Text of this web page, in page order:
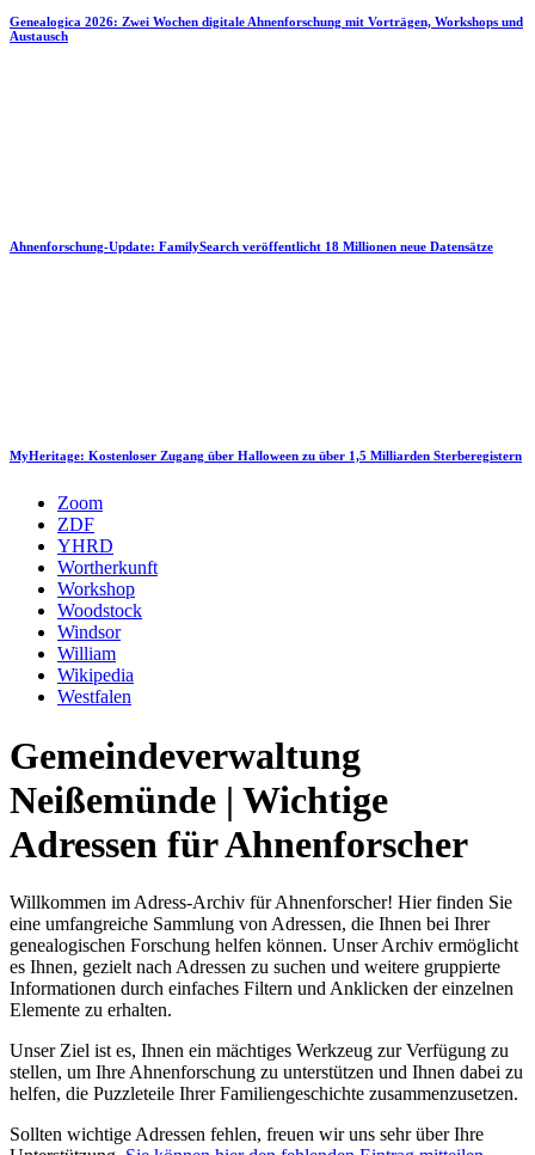
Genealogica 2026: Zwei Wochen digitale Ahnenforschung mit Vorträgen, Workshops und
Austausch
Ahnenforschung-Update: FamilySearch veröffentlicht 18 Millionen neue Datensätze
MyHeritage: Kostenloser Zugang über Halloween zu über 1,5 Milliarden Sterberegistern
Zoom
ZDF
YHRD
Wortherkunft
Workshop
Woodstock
Windsor
William
Wikipedia
Westfalen
Gemeindeverwaltung
Neißemünde | Wichtige
Adressen für Ahnenforscher
Willkommen im Adress-Archiv für Ahnenforscher! Hier finden Sie
eine umfangreiche Sammlung von Adressen, die Ihnen bei Ihrer
genealogischen Forschung helfen können. Unser Archiv ermöglicht
es Ihnen, gezielt nach Adressen zu suchen und weitere gruppierte
Informationen durch einfaches Filtern und Anklicken der einzelnen
Elemente zu erhalten.
Unser Ziel ist es, Ihnen ein mächtiges Werkzeug zur Verfügung zu
stellen, um Ihre Ahnenforschung zu unterstützen und Ihnen dabei zu
helfen, die Puzzleteile Ihrer Familiengeschichte zusammenzusetzen.
Sollten wichtige Adressen fehlen, freuen wir uns sehr über Ihre